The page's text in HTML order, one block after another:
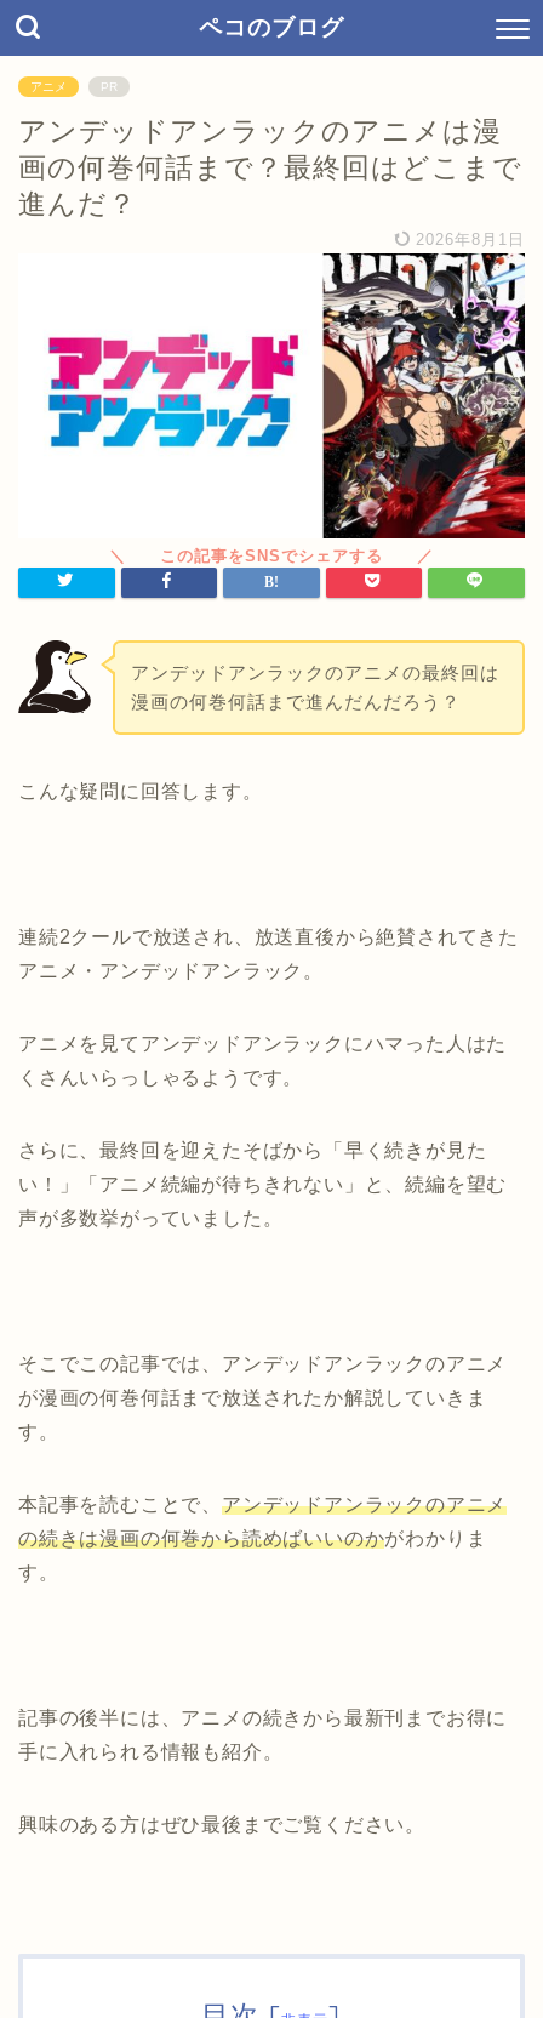
ペコのブログ
アニメ PR
アンデッドアンラックのアニメは漫
画の何巻何話まで？最終回はどこまで
進んだ？
2026年8月1日
アンデッドアンラックのアニメの最終回は
漫画の何巻何話まで進んだんだろう？
こんな疑問に回答します。
連続2クールで放送され、放送直後から絶賛されてきた
アニメ・アンデッドアンラック。
アニメを見てアンデッドアンラックにハマった人はた
くさんいらっしゃるようです。
さらに、最終回を迎えたそばから「早く続きが見た
い！」「アニメ続編が待ちきれない」と、続編を望む
声が多数挙がっていました。
そこでこの記事では、アンデッドアンラックのアニメ
が漫画の何巻何話まで放送されたか解説していきま
す。
本記事を読むことで、 アンデッドアンラックのアニメ
の続きは漫画の何巻から読めばいいのかがわかりま
す。
記事の後半には、アニメの続きから最新刊までお得に
手に入れられる情報も紹介。
興味のある方はぜひ最後までご覧ください。